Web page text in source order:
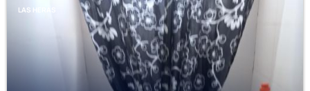
LAS HERAS